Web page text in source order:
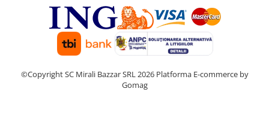
©Copyright SC Mirali Bazzar SRL 2026 Platforma E-commerce by
Gomag